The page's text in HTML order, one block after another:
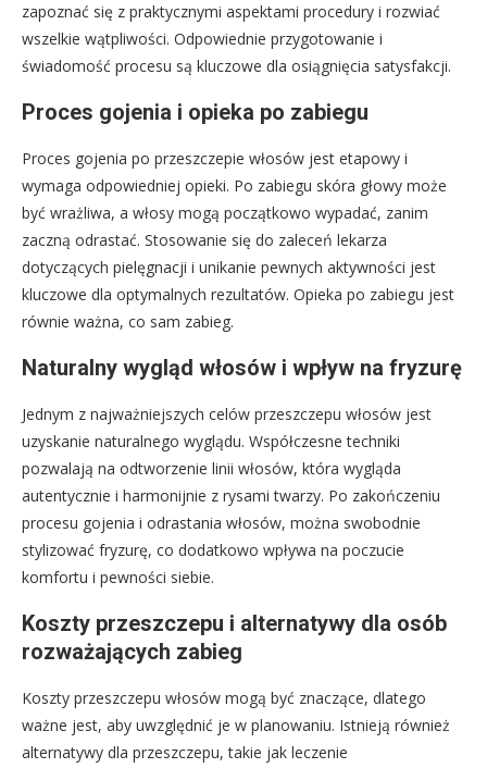
zapoznać się z praktycznymi aspektami procedury i rozwiać
wszelkie wątpliwości. Odpowiednie przygotowanie i
świadomość procesu są kluczowe dla osiągnięcia satysfakcji.
Proces gojenia i opieka po zabiegu
Proces gojenia po przeszczepie włosów jest etapowy i
wymaga odpowiedniej opieki. Po zabiegu skóra głowy może
być wrażliwa, a włosy mogą początkowo wypadać, zanim
zaczną odrastać. Stosowanie się do zaleceń lekarza
dotyczących pielęgnacji i unikanie pewnych aktywności jest
kluczowe dla optymalnych rezultatów. Opieka po zabiegu jest
równie ważna, co sam zabieg.
Naturalny wygląd włosów i wpływ na fryzurę
Jednym z najważniejszych celów przeszczepu włosów jest
uzyskanie naturalnego wyglądu. Współczesne techniki
pozwalają na odtworzenie linii włosów, która wygląda
autentycznie i harmonijnie z rysami twarzy. Po zakończeniu
procesu gojenia i odrastania włosów, można swobodnie
stylizować fryzurę, co dodatkowo wpływa na poczucie
komfortu i pewności siebie.
Koszty przeszczepu i alternatywy dla osób
rozważających zabieg
Koszty przeszczepu włosów mogą być znaczące, dlatego
ważne jest, aby uwzględnić je w planowaniu. Istnieją również
alternatywy dla przeszczepu, takie jak leczenie